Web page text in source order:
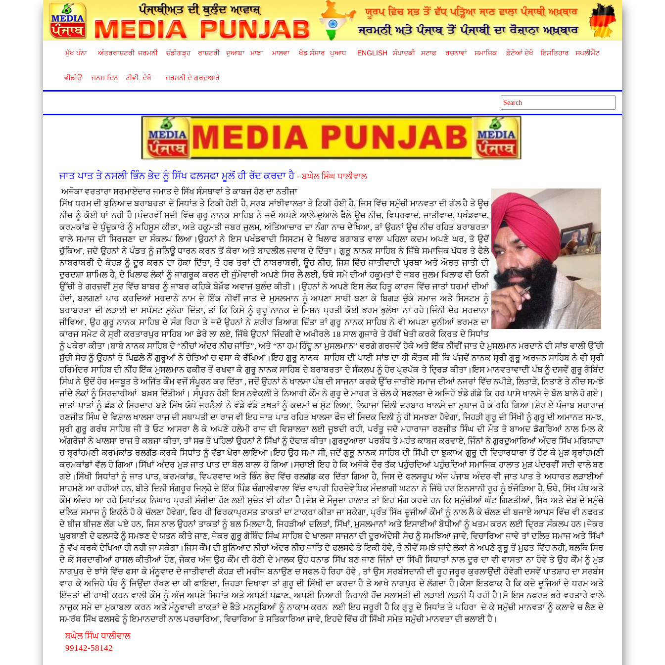
ਮੁੱਖ ਪੰਨਾ ਅੰਤਰਰਾਸ਼ਟਰੀ ਜਰਮਨੀ ਚੰਡੀਗੜ੍ਹ ਰਾਸ਼ਟਰੀ ਦੁਆਬਾ ਮਾਝਾ ਮਾਲਵਾ ਖੇਡ ਸੰਸਾਰ ਪੁਆਧ ENGLISH ਸੰਪਾਦਕੀ ਸਟਾਫ਼ ਰਚਨਾਵਾਂ ਸਮਾਜਿਕ ਫ਼ੋਟੋਆਂ ਦੇਖੋ ਇਸ਼ਤਿਹਾਰ ਸਪਲੀਮੈਂਟ
ਵੀਡੀਉ ਜਨਮ ਦਿਨ ਟੀਵੀ. ਦੇਖੋ ਜਰਮਨੀ ਦੇ ਗੁਰਦੁਆਰੇ
ਜਾਤ ਪਾਤ ਤੇ ਨਸਲੀ ਭਿੰਨ ਭੇਦ ਨੂੰ ਸਿੱਖ ਫਲਸਫਾ ਮੂਲੋਂ ਹੀ ਰੱਦ ਕਰਦਾ ਹੈ- ਬਘੇਲ ਸਿੰਘ ਧਾਲੀਵਾਲ
ਅਜੋਕਾ ਵਰਤਾਰਾ ਸਰਮਾਏਦਾਰ ਜਮਾਤ ਦੇ ਸਿੱਖ ਸੰਸਥਾਵਾਂ ਤੇ ਕਾਬਜ ਹੋਣ ਦਾ ਨਤੀਜਾ
ਸਿੱਖ ਧਰਮ ਦੀ ਬੁਨਿਆਦ ਬਰਾਬਰਤਾ ਦੇ ਸਿਧਾਂਤ ਤੇ ਟਿਕੀ ਹੋਈ ਹੈ, ਸਰਬ ਸਾਂਝੀਵਾਲਤਾ ਤੇ ਟਿਕੀ ਹੋਈ ਹੈ, ਜਿਸ ਵਿੱਚ ਸਮੁੱਚੀ ਮਾਨਵਤਾ ਦੀ ਗੱਲ ਹੈ ਤੇ ਊਚ
ਨੀਚ ਨੂੰ ਕੋਈ ਥਾਂ ਨਹੀ ਹੈ।ਪੰਦਰਵੀਂ ਸਦੀ ਵਿੱਚ ਗੁਰੂ ਨਾਨਕ ਸਾਹਿਬ ਨੇ ਜਦੋ ਅਪਣੇ ਆਲੇ ਦੁਆਲੇ ਫੈਲੇ ਊਚ ਨੀਚ, ਵਿਪਰਵਾਦ, ਜਾਤੀਵਾਦ, ਪਖੰਡਵਾਦ,
ਕਰਮਕਾਂਡ ਦੇ ਧੁੰਦੂਕਾਰੇ ਨੂੰ ਮਹਿਸੂਸ ਕੀਤਾ, ਅਤੇ ਹਕੂਮਤੀ ਜਬਰ ਜੁਲਮ, ਅੱਤਿਆਚਾਰ ਦਾ ਨੰਗਾ ਨਾਚ ਦੇਖਿਆ, ਤਾਂ ਉਹਨਾਂ ਊਚ ਨੀਚ ਰਹਿਤ ਬਰਾਬਰਤਾ
ਵਾਲੇ ਸਮਾਜ ਦੀ ਸਿਰਜਣਾ ਦਾ ਸੰਕਲਪ ਲਿਆ।ਉਹਨਾਂ ਨੇ ਇਸ ਪਖੰਡਵਾਦੀ ਸਿਸਟਮ ਦੇ ਖਿਲਾਫ ਬਗਾਬਤ ਵਾਲਾ ਪਹਿਲਾ ਕਦਮ ਅਪਣੇ ਘਰ, ਤੋ ਉਦੋਂ
ਚੁੱਕਿਆ, ਜਦੋ ਉਹਨਾਂ ਨੇ ਪੰਡਤ ਨੂੰ ਜਨਿਊ ਧਾਰਨ ਕਰਨ ਤੋਂ ਕੋਰਾ ਅਤੇ ਬਾਦਲੀਲ ਜਵਾਬ ਦੇ ਦਿੱਤਾ। ਗੁਰੂ ਨਾਨਕ ਸਾਹਿਬ ਨੇ ਜਿੱਥੇ ਸਮਾਜਿਕ ਪੱਧਰ ਤੇ ਫੈਲੇ
ਨਾਬਰਾਬਰੀ ਦੇ ਕੋਹੜ ਨੂੰ ਦੂਰ ਕਰਨ ਦਾ ਹੋਕਾ ਦਿੱਤਾ, ਤੇ ਹਰ ਤਰਾਂ ਦੀ ਨਾਬਰਾਬਰੀ, ਊਚ ਨੀਚ, ਜਿਸ ਵਿੱਚ ਜਾਤੀਵਾਦੀ ਪ੍ਰਥਾ ਅਤੇ ਔਰਤ ਜਾਤੀ ਦੀ
ਦੁਰਦਸ਼ਾ ਸ਼ਾਮਿਲ ਹੈ, ਦੇ ਖਿਲਾਫ ਲੋਕਾਂ ਨੂੰ ਜਾਗਰੂਕ ਕਰਨ ਦੀ ਜੁੰਮੇਵਾਰੀ ਅਪਣੇ ਸਿਰ ਲੈ ਲਈ, ਓਥੇ ਸਮੇ ਦੀਆਂ ਹਕੂਮਤਾਂ ਦੇ ਜਬਰ ਜੁਲਮ ਖਿਲਾਫ ਵੀ ਓਨੀ
ਉੱਚੀ ਤੇ ਗਰਜ਼ਵੀਂ ਸੁਰ ਵਿੱਚ ਬਾਬਰ ਨੂੰ ਜਾਬਰ ਕਹਿਕੇ ਬੇਖ਼ੌਫ ਅਵਾਜ ਬੁਲੰਦ ਕੀਤੀ।।ਉਹਨਾਂ ਨੇ ਅਪਣੇ ਇਸ ਲੋਕ ਹਿਤੂ ਕਾਰਜ ਵਿੱਚ ਜਾਤਾਂ ਧਰਮਾਂ ਦੀਆਂ
ਹੱਦਾਂ, ਬਲਗਣਾਂ ਪਾਰ ਕਰਦਿਆਂ ਮਰਦਾਨੇ ਨਾਮ ਦੇ ਇੱਕ ਨੀਵੀਂ ਜਾਤ ਦੇ ਮੁਸਲਮਾਨ ਨੂੰ ਅਪਣਾ ਸਾਥੀ ਬਣਾ ਕੇ ਬਿਗੜ ਚੁੱਕੇ ਸਮਾਜ ਅਤੇ ਸਿਸਟਮ ਨੂੰ
ਬਰਾਬਰਤਾ ਦੀ ਲੜਾਈ ਦਾ ਸਪੱਸਟ ਸੁਨੇਹਾ ਦਿੱਤਾ, ਤਾਂ ਕਿ ਕਿਸੇ ਨੂੰ ਗੁਰੂ ਨਾਨਕ ਦੇ ਮਿਸ਼ਨ ਪ੍ਰਤੀ ਕੋਈ ਭਰਮ ਭੁਲੇਖਾ ਨਾ ਰਹੇ।ਜਿੰਨੀ ਦੇਰ ਮਰਦਾਨਾ
ਜੀਵਿਆ, ਉਹ ਗੁਰੂ ਨਾਨਕ ਸਾਹਿਬ ਦੇ ਸੰਗ ਰਿਹਾ ਤੇ ਜਦੋ ਉਹਨਾਂ ਨੇ ਸ਼ਰੀਰ ਤਿਆਗ ਦਿੱਤਾ ਤਾਂ ਗੁਰੂ ਨਾਨਕ ਸਾਹਿਬ ਨੇ ਵੀ ਅਪਣਾ ਦੁਨੀਆਂ ਭਰਮਣ ਦਾ
ਕਾਰਜ ਸਮੇਟ ਕੇ ਸ੍ਰੀ ਕਰਤਾਰਪੁਰ ਸਾਹਿਬ ਆ ਡੇਰੇ ਲਾ ਲਏ, ਜਿੱਥੇ ਉਹਨਾਂ ਜਿੰਦਗੀ ਦੇ ਅਖੀਰਲੇ 18 ਸਾਲ ਗੁਜਾਰੇ ਤੇ ਹੱਥੀਂ ਖੇਤੀ ਕਰਕੇ ਕਿਰਤ ਦੇ ਸਿਧਾਂਤ
ਨੂੰ ਪਕੇਰਾ ਕੀਤਾ।ਬਾਬੇ ਨਾਨਕ ਸਾਹਿਬ ਦੇ “ਨੀਚਾਂ ਅੰਦਰ ਨੀਚ ਜਾਂਤਿ”, ਅਤੇ “ਨਾ ਹਮ ਹਿੰਦੂ ਨਾ ਮੁਸਲਮਾਨ” ਵਰਗੇ ਗਰਜਵੇਂ ਹੋਕੇ ਅਤੇ ਇੱਕ ਨੀਵੀਂ ਜਾਤ ਦੇ ਮੁਸਲਮਾਨ ਮਰਦਾਨੇ ਦੀ ਸਾਂਝ ਵਾਲੀ ਉੱਚੀ
ਸੁੱਚੀ ਸੋਚ ਨੂੰ ਉਹਨਾਂ ਤੋ ਪਿਛਲੇ ਨੌਂ ਗੁਰੂਆਂ ਨੇ ਚੇਤਿਆਂ ਚ ਵਸਾ ਕੇ ਰੱਖਿਆ।ਇਹ ਗੁਰੂ ਨਾਨਕ ਸਾਹਿਬ ਦੀ ਪਾਈ ਸਾਂਝ ਦਾ ਹੀ ਕੌਤਕ ਸੀ ਕਿ ਪੰਜਵੇਂ ਨਾਨਕ ਸ੍ਰੀ ਗੁਰੂ ਅਰਜਨ ਸਾਹਿਬ ਨੇ ਵੀ ਸ੍ਰੀ
ਹਰਿਮੰਦਰ ਸਾਹਿਬ ਦੀ ਨੀਂਹ ਇੱਕ ਮੁਸਲਮਾਨ ਫਕੀਰ ਤੋਂ ਰਖਵਾ ਕੇ ਗੁਰੂ ਨਾਨਕ ਸਾਹਿਬ ਦੇ ਬਰਾਬਰਤਾ ਦੇ ਸੰਕਲਪ ਨੂੰ ਹੋਰ ਪ੍ਰਪੱਕ ਤੇ ਦ੍ਰਿੜ ਕੀਤਾ।ਇਸ ਮਾਨਵਤਾਵਾਦੀ ਪੰਥ ਨੂੰ ਦਸਵੇਂ ਗੁਰੂ ਗੋਬਿੰਦ
ਸਿੰਘ ਨੇ ਉਦੋਂ ਹੋਰ ਮਜਬੂਤ ਤੇ ਅਜਿੱਤ ਕੌਂਮ ਵਜੋਂ ਸੰਪੂਰਨ ਕਰ ਦਿੱਤਾ , ਜਦੋਂ ਉਹਨਾਂ ਨੇ ਖਾਲਸਾ ਪੰਥ ਦੀ ਸਾਜਨਾ ਕਰਕੇ ਉੱਚ ਜਾਤੀਏ ਸਮਾਜ ਦੀਆਂ ਨਜਰਾਂ ਵਿੱਚ ਨਪੀੜੇ, ਲਿਤਾੜੇ, ਨਿਤਾਣੇ ਤੇ ਨੀਚ ਸਮਝੇ
ਜਾਂਦੇ ਲੋਕਾਂ ਨੂੰ ਸਿਰਦਾਰੀਆਂ ਬਖ਼ਸ ਦਿੱਤੀਆਂ। ਸੰਪੂਰਨ ਹੋਈ ਇਸ ਨਵੇਕਲੀ ਤੇ ਨਿਆਰੀ ਕੌਂਮ ਨੇ ਗੁਰੂ ਦੇ ਮਾਰਗ ਤੇ ਚੱਲ ਕੇ ਸਫਲਤਾ ਦੇ ਅਜਿਹੇ ਝੰਡੇ ਗੱਡੇ ਕਿ ਹਰ ਪਾਸੇ ਖਾਲਸੇ ਦੇ ਬੋਲ ਬਾਲੇ ਹੋ ਗਏ।
ਜਾਤਾਂ ਪਾਤਾਂ ਨੂੰ ਛੱਡ ਕੇ ਸਿਰਦਾਰ ਬਣੇ ਸਿੱਖ ਯੋਧੇ ਜਰਨੈਲਾਂ ਨੇ ਵੱਡੇ ਵੱਡੇ ਤਖਤਾਂ ਨੂੰ ਕਦਮਾਂ ਚ ਸੁੱਟ ਲਿਆ, ਲਿਹਾਜਾ ਦਿੱਲੀ ਦਰਬਾਰ ਖਾਲਸੇ ਦਾ ਮੁਥਾਜ ਹੋ ਕੇ ਰਹਿ ਗਿਆ।ਸ਼ੇਰ ਏ ਪੰਜਾਬ ਮਹਾਰਾਜ
ਰਣਜੀਤ ਸਿੰਘ ਦੇ ਵਿਸ਼ਾਲ ਖਾਲਸਾ ਰਾਜ ਦੀ ਸਥਾਪਤੀ ਦਾ ਰਾਜ ਵੀ ਇਹ ਜਾਤ ਪਾਤ ਰਹਿਤ ਖਾਲਸਾ ਫੌਜ ਦੀ ਸਿਦਕ ਦਿਲੀ ਨੂੰ ਹੀ ਸਮਝਣਾ ਹੋਵੇਗਾ, ਜਿਹੜੀ ਗੁਰੂ ਦੀ ਸਿੱਖੀ ਨੂੰ ਗੁਰੂ ਦੀ ਅਮਾਨਤ ਸਮਝ,
ਸ੍ਰੀ ਗੁਰੂ ਗਰੰਥ ਸਾਹਿਬ ਜੀ ਤੋ ਓਟ ਆਸਰਾ ਲੈ ਕੇ ਅਪਣੇ ਹਲੇਮੀ ਰਾਜ ਦੀ ਵਿਸ਼ਾਲਤਾ ਲਈ ਜੂਝਦੀ ਰਹੀ, ਪਰੰਤੂ ਜਦੋ ਮਹਾਰਾਜਾ ਰਣਜੀਤ ਸਿੰਘ ਦੀ ਮੌਤ ਤੋ ਬਾਅਦ ਡੋਗਰਿਆਂ ਨਾਲ ਮਿਲ ਕੇ
ਅੰਗਰੇਜਾਂ ਨੇ ਖਾਲਸਾ ਰਾਜ ਤੇ ਕਬਜਾ ਕੀਤਾ, ਤਾਂ ਸਭ ਤੋ ਪਹਿਲਾਂ ਉਹਨਾਂ ਨੇ ਸਿੱਖਾਂ ਨੂੰ ਦੋਫਾੜ ਕੀਤਾ।ਗੁਰਦੁਆਰਾ ਪਰਬੰਧ ਤੇ ਮਹੰਤ ਕਾਬਜ ਕਰਵਾਏ, ਜਿੰਨਾਂ ਨੇ ਗੁਰਦੁਆਰਿਆਂ ਅੰਦਰ ਸਿੱਖ ਮਰਿਯਾਦਾ
ਚ ਬ੍ਰਾਂਹਮਣੀ ਕਰਮਕਾਂਡ ਰਲਗੱਡ ਕਰਕੇ ਸਿਧਾਂਤ ਨੂੰ ਵੱਡਾ ਖੋਰਾ ਲਾਇਆ।ਇਹ ਉਹ ਸਮਾ ਸੀ, ਜਦੋਂ ਗੁਰੂ ਨਾਨਕ ਸਾਹਿਬ ਦੀ ਸਿੱਖੀ ਦਾ ਝੁਕਾਅ ਗੁ੍ਰੂ ਦੀ ਵਿਚਾਰਧਾਰਾ ਤੋਂ ਹੱਟ ਕੇ ਮੁੜ ਬ੍ਰਾਂਹਮਣੀ
ਕਰਮਕਾਂਡਾਂ ਵੱਲ ਹੋ ਗਿਆ।ਸਿੱਖਾਂ ਅੰਦਰ ਮੁੜ ਜਾਤ ਪਾਤ ਦਾ ਬੋਲ ਬਾਲਾ ਹੋ ਗਿਆ।ਸਚਾਈ ਇਹ ਹੈ ਕਿ ਅਜੋਕੇ ਦੌਰ ਤੱਕ ਪਹੁੰਚਦਿਆਂ ਪਹੁੰਚਦਿਆਂ ਸਮਾਜਿਕ ਹਾਲਾਤ ਮੁੜ ਪੰਦਰਵੀਂ ਸਦੀ ਵਾਲੇ ਬਣ
ਗਏ।ਸਿੱਖੀ ਸਿਧਾਂਤਾਂ ਨੂੰ ਜਾਤ ਪਾਤ, ਕਰਮਕਾਂਡ, ਵਿਪਰਵਾਦ ਅਤੇ ਭਿੰਨ ਭੇਦ ਵਿੱਚ ਰਲਗੱਡ ਕਰ ਦਿੱਤਾ ਗਿਆ ਹੈ, ਜਿਸ ਦੇ ਫਲਸਰੂਪ ਅੱਜ ਪੰਜਾਬ ਅੰਦਰ ਵੀ ਜਾਤ ਪਾਤ ਤੇ ਅਧਾਰਤ ਲੜਾਈਆਂ
ਸਾਹਮਣੇ ਆ ਰਹੀਆਂ ਹਨ, ਬੀਤੇ ਦਿਨੀ ਸੰਗਰੂਰ ਜਿਲ੍ਹੇ ਦੇ ਇੱਕ ਪਿੰਡ ਚੰਗਾਲੀਵਾਲਾ ਵਿੱਚ ਵਾਪਰੀ ਹਿਰਦੇਵੇਧਿਕ ਮੰਦਭਾਗੀ ਘਟਨਾ ਨੇ ਜਿੱਥੇ ਹਰ ਇਨਸਾਨੀ ਰੂਹ ਨੂੰ ਝੰਜੋੜਿਆ ਹੈ, ਓਥੇ, ਸਿੱਖ ਪੰਥ ਅਤੇ
ਕੌਂਮ ਅੰਦਰ ਆ ਰਹੇ ਸਿਧਾਂਤਕ ਨਿਘਾਰ ਪ੍ਰਤੀ ਸੰਜੀਦਾ ਹੋਣ ਲਈ ਸੁਚੇਤ ਵੀ ਕੀਤਾ ਹੈ।ਦੇਸ਼ ਦੇ ਮੌਜੂਦਾ ਹਾਲਾਤ ਤਾਂ ਇਹ ਮੰਗ ਕਰਦੇ ਹਨ ਕਿ ਸਮੁੱਚੀਆਂ ਘੱਟ ਗਿਣਤੀਆਂ, ਸਿੱਖ ਅਤੇ ਦੇਸ਼ ਦੇ ਸਮੁੱਚੇ
ਦਲਿਤ ਸਮਾਜ ਨੂੰ ਇਕੱਠੇ ਹੋ ਕੇ ਚੱਲਣਾ ਹੋਵੇਗਾ, ਫਿਰ ਹੀ ਫਿਰਕਾਪ੍ਰਸਤ ਤਾਕਤਾਂ ਦਾ ਟਾਕਰਾ ਕੀਤਾ ਜਾ ਸਕੇਗਾ, ਪ੍ਰੰਤ ਸਿੱਖ ਦੂਜੀਆਂ ਕੌਂਮਾਂ ਨੂੰ ਨਾਲ ਲੈ ਕੇ ਚੱਲਣ ਦੀ ਬਜਾਏ ਆਪਸ ਵਿੱਚ ਵੀ ਨਫਰਤ
ਦੇ ਬੀਜ ਬੀਜਣ ਲੱਗ ਪਏ ਹਨ, ਜਿਸ ਨਾਲ ਉਹਨਾਂ ਤਾਕਤਾਂ ਨੂੰ ਬਲ ਮਿਲਦਾ ਹੈ, ਜਿਹੜੀਆਂ ਦਲਿਤਾਂ, ਸਿੱਖਾਂ, ਮੁਸਲਮਾਨਾਂ ਅਤੇ ਇਸਾਈਆਂ ਬੋਧੀਆਂ ਨੂੰ ਖਤਮ ਕਰਨ ਲਈ ਦ੍ਰਿੜ ਸੰਕਲਪ ਹਨ।ਜੇਕਰ
ਘੁਰਬਾਣੀ ਦੇ ਫਲਸਫੇ ਨੂੰ ਸਮਝਣ ਦੇ ਯਤਨ ਕੀਤੇ ਜਾਣ, ਜੇਕਰ ਗੁਰੂ ਗੋਬਿੰਦ ਸਿੰਘ ਸਾਹਿਬ ਦੇ ਖਾਲਸਾ ਸਾਜਨਾ ਦੀ ਦੂਰਅੰਦੇਸੀ ਸੋਚ ਨੂੰ ਸਮਝਿਆ ਜਾਵੇ, ਵਿਚਾਰਿਆ ਜਾਵੇ ਤਾਂ ਦਲਿਤ ਸਮਾਜ ਅਤੇ ਸਿੱਖਾਂ
ਨੂੰ ਵੱਖ ਕਰਕੇ ਦੇਖਿਆ ਹੀ ਨਹੀ ਜਾ ਸਕੇਗਾ।ਜਿਸ ਕੌਂਮ ਦੀ ਬੁਨਿਆਦ ਨੀਚਾਂ ਅੰਦਰ ਨੀਚ ਜਾਤਿ ਦੇ ਫਲਸਫੇ ਤੇ ਟਿਕੀ ਹੋਵੇ, ਤੇ ਨੀਵੇਂ ਸਮਝੇ ਜਾਂਦੇ ਲੋਕਾਂ ਨੇ ਅਪਣੇ ਗੁਰੂ ਤੋਂ ਮੁਫਤ ਵਿੱਚ ਨਹੀ, ਬਲਕਿ ਸਿਰ
ਦੇ ਕੇ ਸਰਦਾਰੀਆਂ ਹਾਸਲ ਕੀਤੀਆਂ ਹੋਣ, ਜੇਕਰ ਅੱਜ ਉਹ ਕੌਂਮ ਦੀ ਹੋਣੀ ਦੇ ਮਾਲਕ ਉਹ ਧਨਾਡ ਸਿੱਖ ਬਣ ਜਾਣ ਜਿੰਨਾਂ ਦਾ ਸਿੱਖੀ ਸਿਧਾਤਾਂ ਨਾਲ ਦੂਰ ਦਾ ਵੀ ਵਾਸਤਾ ਨਾ ਹੋਵੇ ਤੇ ਉਹ ਕੌਂਮ ਨੂੰ ਮੁੜ
ਨਾਗਪੁਰ ਦੇ ਝਾਂਸੇ ਵਿੱਚ ਫਸਾ ਕੇ ਮੰਨੂਵਾਦ ਦੇ ਜਾਤੀਵਾਦੀ ਕੋਹੜ ਦੀ ਮਰੀਜ ਬਨਾਉਣ ਚ ਸਫਲ ਹੋ ਰਿਹਾ ਹੋਵੇ , ਤਾਂ ਉਸ ਸਰਬੰਸਦਾਨੀ ਦੀ ਰੂਹ ਜਰੂਰ ਕੁਰਲਾਉਂਦੀ ਹੋਵੇਗੀ ਦਸਵੇਂ ਪਾਤਸ਼ਾਹ ਦਾ ਸਰਬੰਸ
ਵਾਰ ਕੇ ਅਜਿਹੇ ਪੰਥ ਨੂੰ ਜਿਉਂਦਾ ਰੱਖਣ ਦਾ ਕੀ ਫਾਇਦਾ, ਜਿਹੜਾ ਦਿਖਾਵਾ ਤਾਂ ਗੁਰੂ ਦੀ ਸਿੱਖੀ ਦਾ ਕਰਦਾ ਹੈ ਤੇ ਆਖੇ ਨਾਗਪੁਰ ਦੇ ਲੱਗਦਾ ਹੈ।ਕੈਸਾ ਇਤਫਾਕ ਹੈ ਕਿ ਕਦੇ ਦੂਜਿਆਂ ਦੇ ਧਰਮ ਅਤੇ
ਇੱਜਤਾਂ ਦੀ ਰਾਖੀ ਕਰਨ ਵਾਲੀ ਕੌਂਮ ਨੂੰ ਅੱਜ ਅਪਣੇ ਸਿਧਾਂਤ ਅਤੇ ਅਪਣੀ ਪਛਾਣ, ਅਪਣੀ ਨਿਆਰੀ ਨਿਰਾਲੀ ਹੋਂਦ ਸਲਾਮਤੀ ਦੀ ਲੜਾਈ ਲੜਨੀ ਪੈ ਰਹੀ ਹੈ।ਸੋ ਇਸ ਨਫਰਤ ਭਰੇ ਵਰਤਾਰੇ ਵਾਲੇ
ਨਾਜੁਕ ਸਮੇ ਦਾ ਮੁਕਾਬਲਾ ਕਰਨ ਅਤੇ ਮੰਨੂਵਾਦੀ ਤਾਕਤਾਂ ਦੇ ਭੈੜੇ ਮਨਸੂਬਿਆਂ ਨੂੰ ਨਾਕਾਮ ਕਰਨ ਲਈ ਇਹ ਜਰੂਰੀ ਹੈ ਕਿ ਗੁਰੂ ਦੇ ਸਿਧਾਂਤ ਤੇ ਪਹਿਰਾ ਦੇ ਕੇ ਸਮੁੱਚੀ ਮਾਨਵਤਾ ਨੂੰ ਕਲਾਵੇ ਚ ਲੈਣ ਦੇ
ਸਮਰੱਥ ਸਿੱਖ ਫਲਸਫੇ ਨੂੰ ਇਮਾਨਦਾਰੀ ਨਾਲ ਪਰਚਾਰਿਆ, ਵਿਚਾਰਿਆ ਤੇ ਸਤਿਕਾਰਿਆ ਜਾਵੇ, ਇਹਦੇ ਵਿੱਚ ਹੀ ਸਿੱਖੀ ਸਮੇਤ ਸਮੁੱਚੀ ਮਾਨਵਤਾ ਦੀ ਭਲਾਈ ਹੈ।
ਬਘੇਲ ਸਿੰਘ ਧਾਲੀਵਾਲ
99142-58142